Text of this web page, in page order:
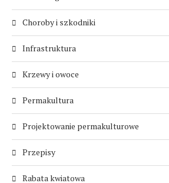
Choroby i szkodniki
Infrastruktura
Krzewy i owoce
Permakultura
Projektowanie permakulturowe
Przepisy
Rabata kwiatowa